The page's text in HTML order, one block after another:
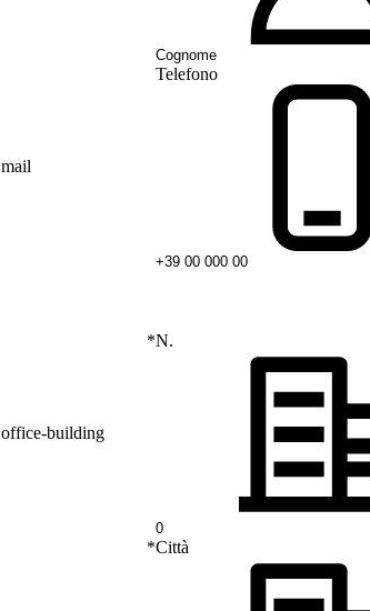
mail
Telefono
office-building
*N.
*Città